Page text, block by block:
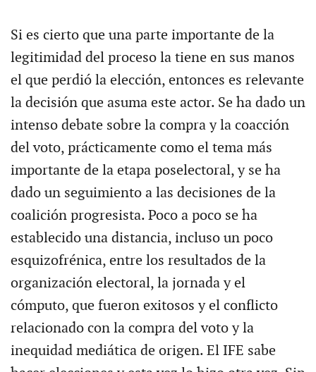
Si es cierto que una parte importante de la
legitimidad del proceso la tiene en sus manos
el que perdió la elección, entonces es relevante
la decisión que asuma este actor. Se ha dado un
intenso debate sobre la compra y la coacción
del voto, prácticamente como el tema más
importante de la etapa poselectoral, y se ha
dado un seguimiento a las decisiones de la
coalición progresista. Poco a poco se ha
establecido una distancia, incluso un poco
esquizofrénica, entre los resultados de la
organización electoral, la jornada y el
cómputo, que fueron exitosos y el conflicto
relacionado con la compra del voto y la
inequidad mediática de origen. El IFE sabe